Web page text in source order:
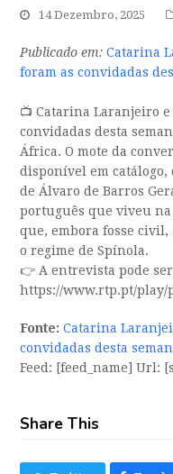
14 Dezembro, 2025
Publicado em: Catarina
foram as convidadas
📺 Catarina Laranjeiro
convidadas desta
África. O mote da
disponível em catálogo,
de Álvaro de Barros
português que viveu na
que, embora fosse
o regime de Spínola.
👉 A entrevista pode
https://www.rtp.pt/play/
Fonte: Catarina
convidadas desta
Feed: [feed_name] Url:
Share This